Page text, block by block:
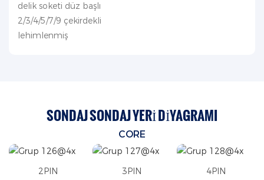
delik soketi düz başlı
2/3/4/5/7/9 çekirdekli
lehimlenmiş
SONDAJ SONDAJ YERI DIYAGRAMI
CORE
2PIN 3PIN 4PIN